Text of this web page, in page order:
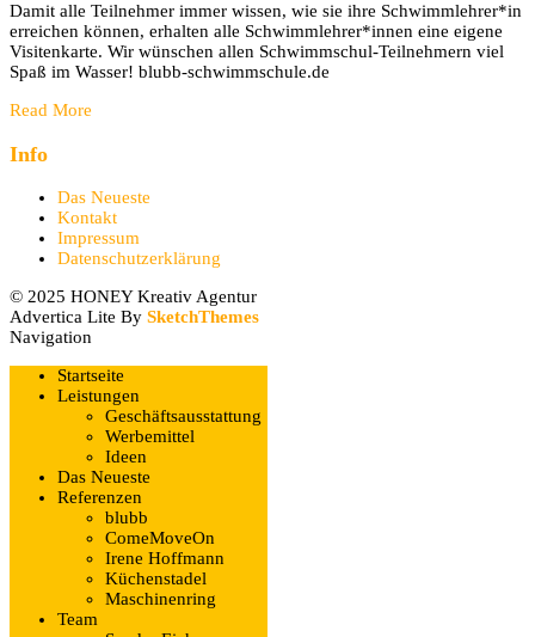
Damit alle Teilnehmer immer wissen, wie sie ihre Schwimmlehrer*in
erreichen können, erhalten alle Schwimmlehrer*innen eine eigene
Visitenkarte. Wir wünschen allen Schwimmschul-Teilnehmern viel
Spaß im Wasser! blubb-schwimmschule.de
Read More
Info
Das Neueste
Kontakt
Impressum
Datenschutzerklärung
© 2025 HONEY Kreativ Agentur
Advertica Lite By SketchThemes
Navigation
Startseite
Leistungen
Geschäftsausstattung
Werbemittel
Ideen
Das Neueste
Referenzen
blubb
ComeMoveOn
Irene Hoffmann
Küchenstadel
Maschinenring
Team